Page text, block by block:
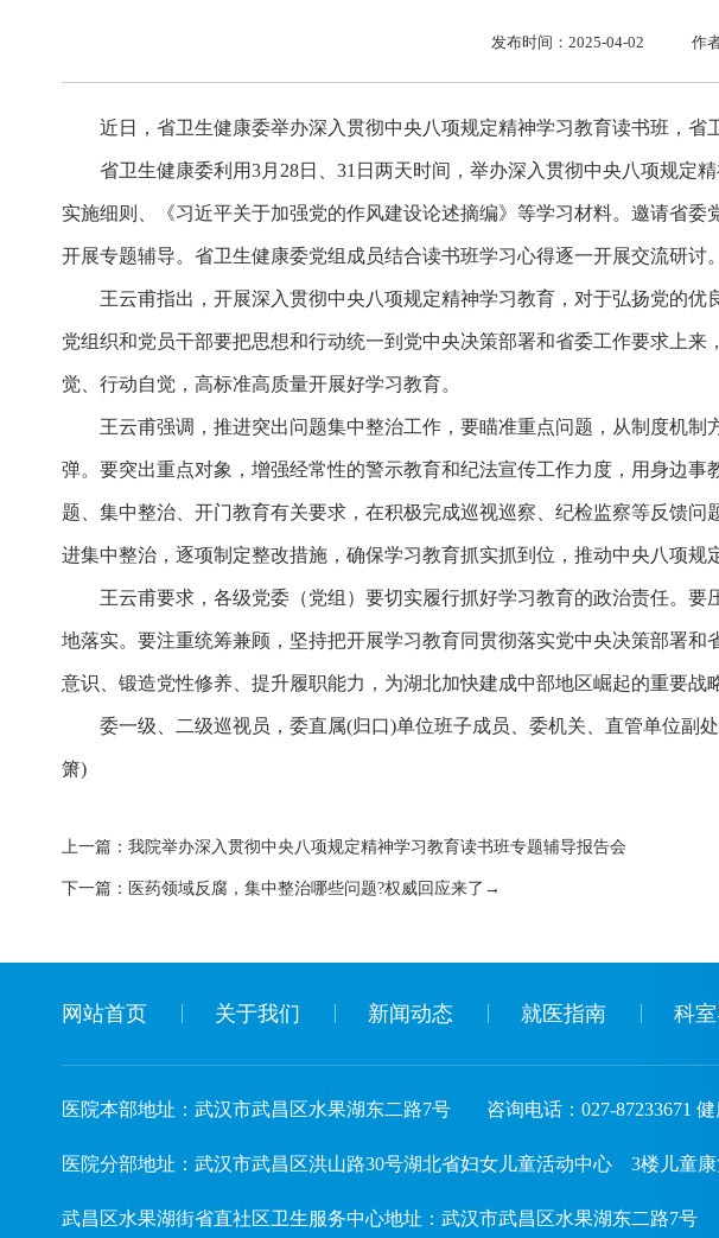
发布时间：2025-04-02 作
近日，省卫生健康委举办深入贯彻中央八项规定精神学习教育读书班，省
省卫生健康委利用3月28日、31日两天时间，举办深入贯彻中央八项规定
实施细则、《习近平关于加强党的作风建设论述摘编》等学习材料。邀请省
开展专题辅导。省卫生健康委党组成员结合读书班学习心得逐一开展交流研讨。
王云甫指出，开展深入贯彻中央八项规定精神学习教育，对于弘扬党的
党组织和党员干部要把思想和行动统一到党中央决策部署和省委工作要求上
觉、行动自觉，高标准高质量开展好学习教育。
王云甫强调，推进突出问题集中整治工作，要瞄准重点问题，从制度机
弹。要突出重点对象，增强经常性的警示教育和纪法宣传工作力度，用身边
题、集中整治、开门教育有关要求，在积极完成巡视巡察、纪检监察等反馈
进集中整治，逐项制定整改措施，确保学习教育抓实抓到位，推动中央八项规
王云甫要求，各级党委（党组）要切实履行抓好学习教育的政治责任。
地落实。要注重统筹兼顾，坚持把开展学习教育同贯彻落实党中央决策部署
意识、锻造党性修养、提升履职能力，为湖北加快建成中部地区崛起的重要战
委一级、二级巡视员，委直属(归口)单位班子成员、委机关、直管单位副
箫)
上一篇： 我院举办深入贯彻中央八项规定精神学习教育读书班专题辅导报告会
下一篇： 医药领域反腐，集中整治哪些问题?权威回应来了→
网站首页 关于我们 新闻动态 就医指南 科
医院本部地址：武汉市武昌区水果湖东二路7号 咨询电话：027-87233671
医院分部地址：武汉市武昌区洪山路30号湖北省妇女儿童活动中心 3楼儿童
武昌区水果湖街省直社区卫生服务中心地址：武汉市武昌区水果湖东二路7号